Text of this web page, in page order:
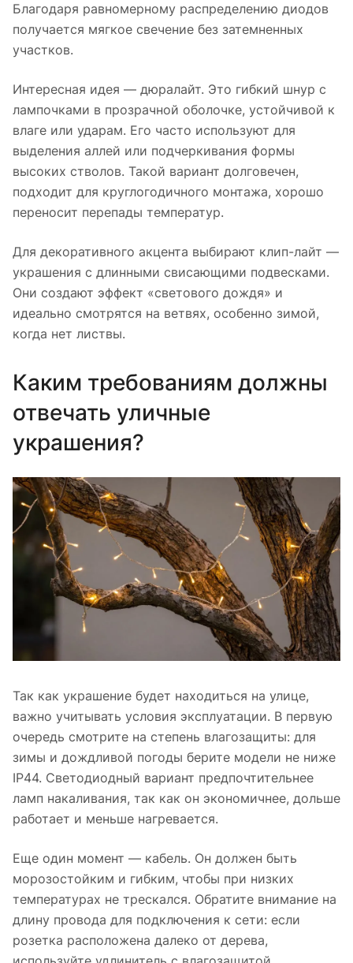
Благодаря равномерному распределению диодов
получается мягкое свечение без затемненных
участков.
Интересная идея — дюралайт. Это гибкий шнур с
лампочками в прозрачной оболочке, устойчивой к
влаге или ударам. Его часто используют для
выделения аллей или подчеркивания формы
высоких стволов. Такой вариант долговечен,
подходит для круглогодичного монтажа, хорошо
переносит перепады температур.
Для декоративного акцента выбирают клип-лайт —
украшения с длинными свисающими подвесками.
Они создают эффект «светового дождя» и
идеально смотрятся на ветвях, особенно зимой,
когда нет листвы.
Каким требованиям должны
отвечать уличные
украшения?
Так как украшение будет находиться на улице,
важно учитывать условия эксплуатации. В первую
очередь смотрите на степень влагозащиты: для
зимы и дождливой погоды берите модели не ниже
IP44. Светодиодный вариант предпочтительнее
ламп накаливания, так как он экономичнее, дольше
работает и меньше нагревается.
Еще один момент — кабель. Он должен быть
морозостойким и гибким, чтобы при низких
температурах не трескался. Обратите внимание на
длину провода для подключения к сети: если
розетка расположена далеко от дерева,